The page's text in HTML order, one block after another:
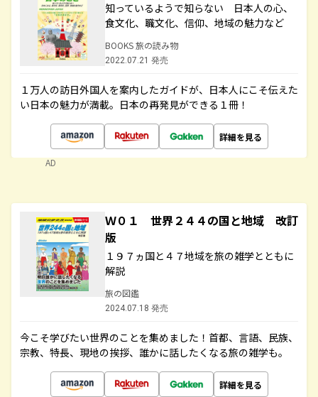
知っているようで知らない 日本人の心、
食文化、職文化、信仰、地域の魅力など
BOOKS 旅の読み物
2022.07.21 発売
１万人の訪日外国人を案内したガイドが、日本人にこそ伝えた
い日本の魅力が満載。日本の再発見ができる１冊！
詳細を見る
AD
Ｗ０１ 世界２４４の国と地域 改訂
版
１９７ヵ国と４７地域を旅の雑学とともに
解説
旅の図鑑
2024.07.18 発売
今こそ学びたい世界のことを集めました！首都、言語、民族、
宗教、特長、現地の挨拶、誰かに話したくなる旅の雑学も。
詳細を見る